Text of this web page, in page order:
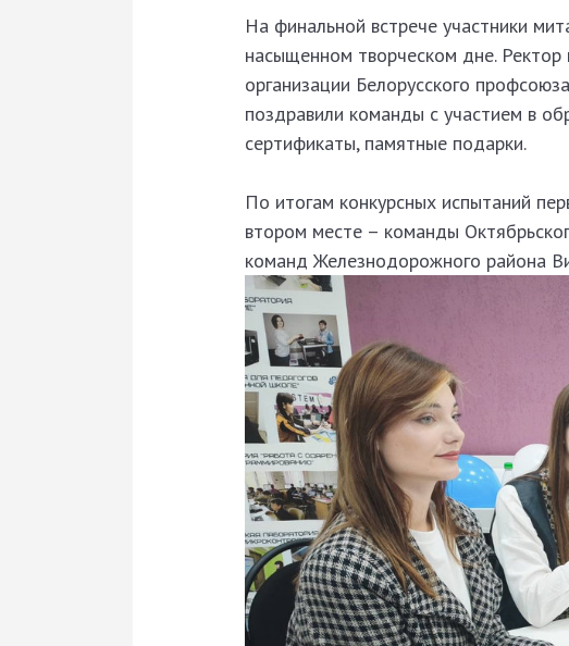
На финальной встрече участники
насыщенном творческом дне. Ректор
организации Белорусского
поздравили команды с участием в
сертификаты, памятные подарки.
По итогам конкурсных испытаний
втором месте – команды
команд Железнодорожного района